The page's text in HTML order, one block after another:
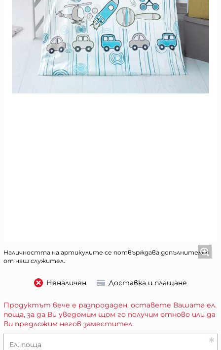
Наличността на артикулите се потвърждава допълнително
от наш служител.
Неналичен Доставка и плащане
Продуктът вече е разпродаден, оставете Вашата ел.
поща, за да Ви уведомим щом го получим отново или да
Ви предложим негов заместител.
Ел. поща